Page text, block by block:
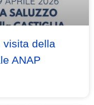
visita della
ANAP